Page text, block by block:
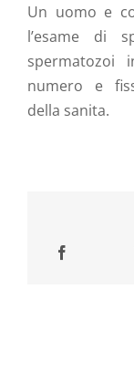
Un uomo e
l’esame di
spermatozoi
numero e
della sanita.